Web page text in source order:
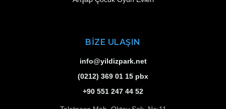
BİZE ULAŞIN
info@yildizpark.net
(0212) 369 01 15 pbx
+90 551 247 44 52